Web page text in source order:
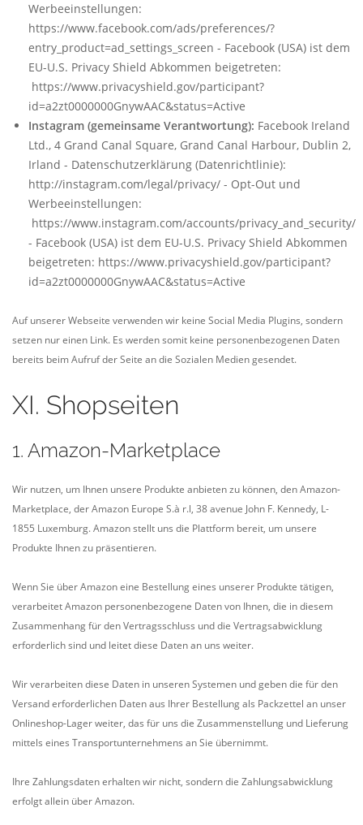
Werbeeinstellungen:
https://www.facebook.com/ads/preferences/?
entry_product=ad_settings_screen - Facebook (USA) ist dem
EU-U.S. Privacy Shield Abkommen beigetreten:
https://www.privacyshield.gov/participant?
id=a2zt0000000GnywAAC&status=Active
Instagram (gemeinsame Verantwortung): Facebook Ireland
Ltd., 4 Grand Canal Square, Grand Canal Harbour, Dublin 2,
Irland - Datenschutzerklärung (Datenrichtlinie):
http://instagram.com/legal/privacy/ - Opt-Out und
Werbeeinstellungen:
https://www.instagram.com/accounts/privacy_and_security/
- Facebook (USA) ist dem EU-U.S. Privacy Shield Abkommen
beigetreten: https://www.privacyshield.gov/participant?
id=a2zt0000000GnywAAC&status=Active
Auf unserer Webseite verwenden wir keine Social Media Plugins, sondern
setzen nur einen Link. Es werden somit keine personenbezogenen Daten
bereits beim Aufruf der Seite an die Sozialen Medien gesendet.
XI. Shopseiten
1. Amazon-Marketplace
Wir nutzen, um Ihnen unsere Produkte anbieten zu können, den Amazon-
Marketplace, der Amazon Europe S.à r.l, 38 avenue John F. Kennedy, L-
1855 Luxemburg. Amazon stellt uns die Plattform bereit, um unsere
Produkte Ihnen zu präsentieren.
Wenn Sie über Amazon eine Bestellung eines unserer Produkte tätigen,
verarbeitet Amazon personenbezogene Daten von Ihnen, die in diesem
Zusammenhang für den Vertragsschluss und die Vertragsabwicklung
erforderlich sind und leitet diese Daten an uns weiter.
Wir verarbeiten diese Daten in unseren Systemen und geben die für den
Versand erforderlichen Daten aus Ihrer Bestellung als Packzettel an unser
Onlineshop-Lager weiter, das für uns die Zusammenstellung und Lieferung
mittels eines Transportunternehmens an Sie übernimmt.
Ihre Zahlungsdaten erhalten wir nicht, sondern die Zahlungsabwicklung
erfolgt allein über Amazon.